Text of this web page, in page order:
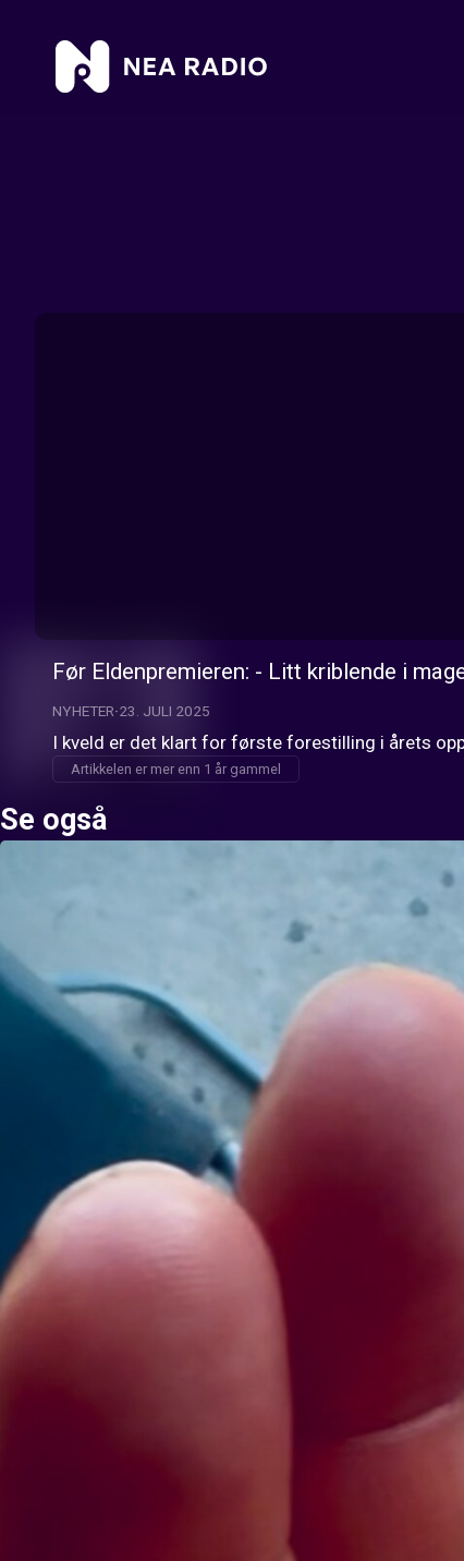
Før Eldenpremieren: - Litt kriblende i
NYHETER 23. JULI 2025
I kveld er det klart for første forestilling i årets
Artikkelen er mer enn 1 år gammel
Se også